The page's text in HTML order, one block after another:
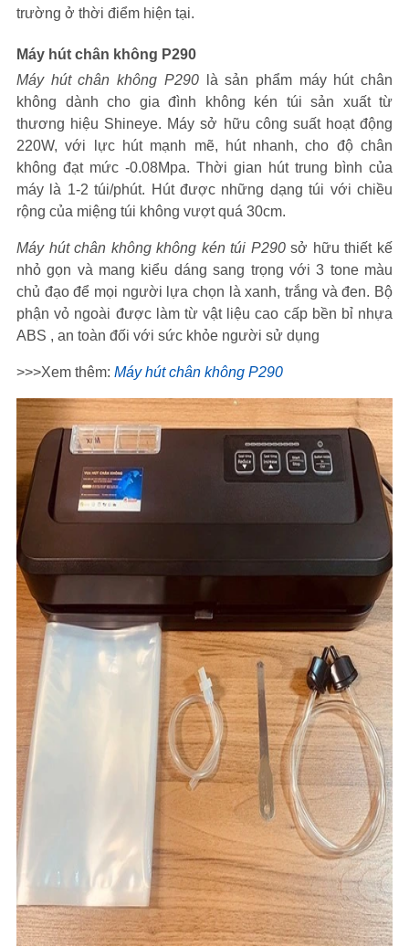
trường ở thời điểm hiện tại.
Máy hút chân không P290
Máy hút chân không P290là sản phẩm máy hút chân
không dành cho gia đình không kén túi sản xuất từ
thương hiệu Shineye. Máy sở hữu công suất hoạt động
220W, với lực hút mạnh mẽ, hút nhanh, cho độ chân
không đạt mức -0.08Mpa. Thời gian hút trung bình của
máy là 1-2 túi/phút. Hút được những dạng túi với chiều
rộng của miệng túi không vượt quá 30cm.
Máy hút chân không không kén túi P290sở hữu thiết kế
nhỏ gọn và mang kiểu dáng sang trọng với 3 tone màu
chủ đạo để mọi người lựa chọn là xanh, trắng và đen. Bộ
phận vỏ ngoài được làm từ vật liệu cao cấp bền bỉ nhựa
ABS , an toàn đối với sức khỏe người sử dụng
>>>Xem thêm: Máy hút chân không P290